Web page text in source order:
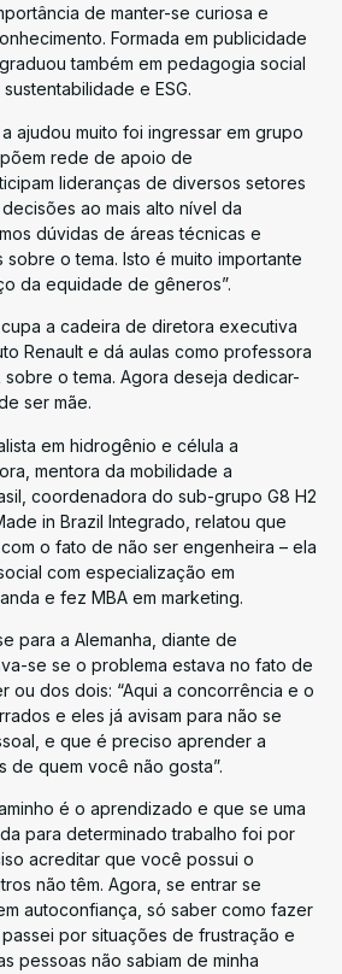
de manter-se curiosa e
Formada em publicidade
também em pedagogia social
e ESG.
ajudou muito foi ingressar em grupo
rede de apoio de
lideranças de diversos setores
ao mais alto nível da
dúvidas de áreas técnicas e
o tema. Isto é muito importante
da equidade de gêneros”.
a cadeira de diretora executiva
Renault e dá aulas como professora
sobre o tema. Agora deseja dedicar-
ser mãe.
em hidrogênio e célula a
mentora da mobilidade a
coordenadora do sub-grupo G8 H2
in Brazil Integrado, relatou que
o fato de não ser engenheira – ela
com especialização em
e fez MBA em marketing.
para a Alemanha, diante de
se se o problema estava no fato de
ou dos dois: “Aqui a concorrência e o
e eles já avisam para não se
e que é preciso aprender a
de quem você não gosta”.
é o aprendizado e que se uma
para determinado trabalho foi por
acreditar que você possui o
não têm. Agora, se entrar se
autoconfiança, só saber como fazer
por situações de frustração e
pessoas não sabiam de minha